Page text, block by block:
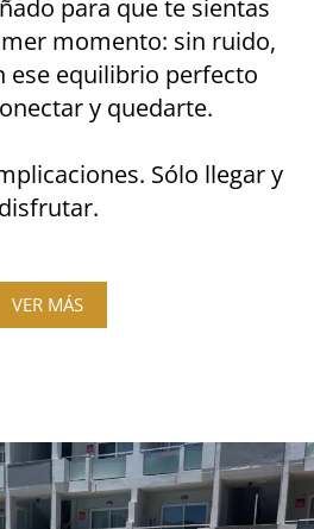
para que te sientas
momento: sin ruido,
ese equilibrio perfecto
y quedarte.
Sólo llegar y
disfrutar.
VER MÁS